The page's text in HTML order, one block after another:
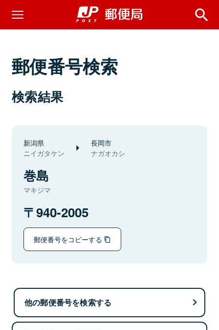
郵便番号検索
検索結果
新潟県
ニイガタケン
長岡市
ナガオカシ
巻島
マキジマ
940-2005
郵便番号をコピーする
他の郵便番号を検索する